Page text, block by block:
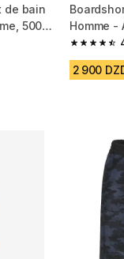
de bain
500
488 reviews
Homme -
4.6 out
2 900